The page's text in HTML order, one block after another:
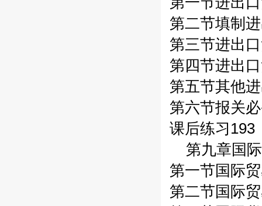
第二节填制
第三节进出
第四节进出
第五节其他
第六节报关
课后练习193
第九章国
第一节国际
第二节国际